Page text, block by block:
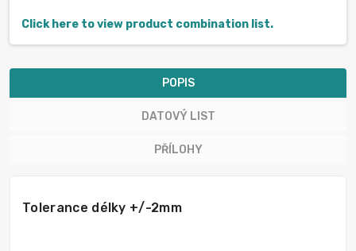
Click here to view product combination list.
POPIS
DATOVÝ LIST
PŘÍLOHY
Tolerance délky +/-2mm